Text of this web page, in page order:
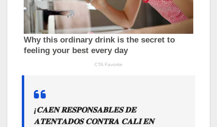
¡𝐂𝐀𝐄𝐍 𝐑𝐄𝐒𝐏𝐎𝐍𝐒𝐀𝐁𝐋𝐄𝐒 𝐃𝐄
𝐀𝐓𝐄𝐍𝐓𝐀𝐃𝐎𝐒 𝐂𝐎𝐍𝐓𝐑𝐀 𝐂𝐀𝐋𝐈 𝐄𝐍